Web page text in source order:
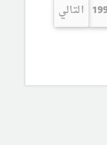
التالي